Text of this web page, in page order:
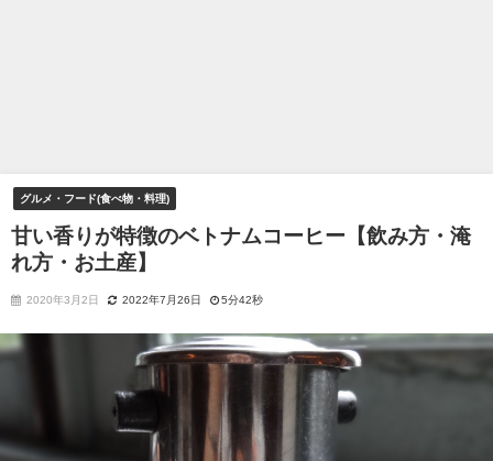
グルメ・フード(食べ物・料理)
甘い香りが特徴のベトナムコーヒー【飲み方・淹
れ方・お土産】
2020年3月2日 2022年7月26日 5分42秒